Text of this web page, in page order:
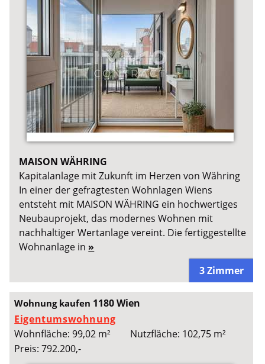
MAISON WÄHRING
Kapitalanlage mit Zukunft im Herzen von Währing
In einer der gefragtesten Wohnlagen Wiens
entsteht mit MAISON WÄHRING ein hochwertiges
Neubauprojekt, das modernes Wohnen mit
nachhaltiger Wertanlage vereint. Die fertiggestellte
Wohnanlage in »
3 Zimmer
Wohnung kaufen 1180 Wien
Eigentumswohnung
Wohnfläche: 99,02 m²
Nutzfläche: 102,75 m²
Preis: 792.200,-